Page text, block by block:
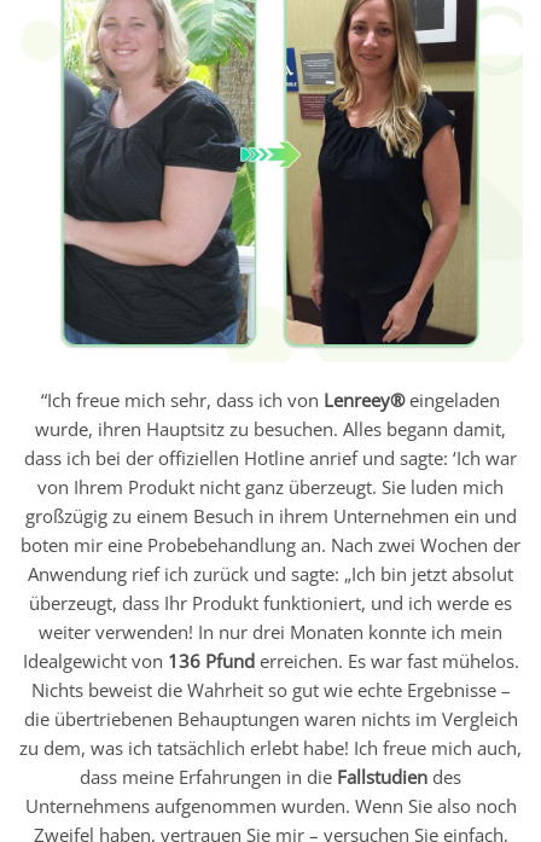
“Ich freue mich sehr, dass ich von Lenreey®eingeladen
wurde, ihren Hauptsitz zu besuchen. Alles begann damit,
dass ich bei der offiziellen Hotline anrief und sagte: ‘Ich war
von Ihrem Produkt nicht ganz überzeugt. Sie luden mich
großzügig zu einem Besuch in ihrem Unternehmen ein und
boten mir eine Probebehandlung an. Nach zwei Wochen der
Anwendung rief ich zurück und sagte: „Ich bin jetzt absolut
überzeugt, dass Ihr Produkt funktioniert, und ich werde es
weiter verwenden! In nur drei Monaten konnte ich mein
Idealgewicht von 136 Pfunderreichen. Es war fast mühelos.
Nichts beweist die Wahrheit so gut wie echte Ergebnisse –
die übertriebenen Behauptungen waren nichts im Vergleich
zu dem, was ich tatsächlich erlebt habe! Ich freue mich auch,
dass meine Erfahrungen in die Fallstudien des
Unternehmens aufgenommen wurden. Wenn Sie also noch
Zweifel haben, vertrauen Sie mir – versuchen Sie einfach,